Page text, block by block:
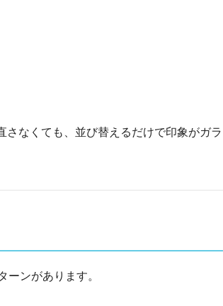
なくても、並び替えるだけで印象がガラ
ンがあります。